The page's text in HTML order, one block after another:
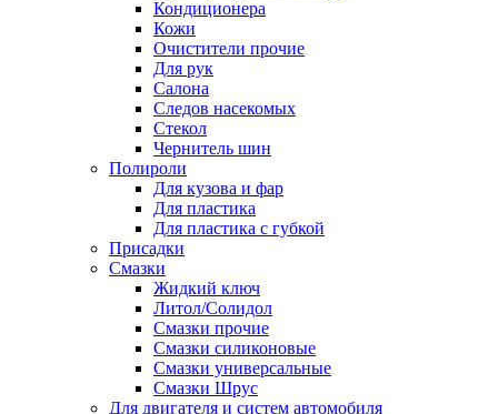
Кондиционера
Кожи
Очистители прочие
Для рук
Салона
Следов насекомых
Стекол
Чернитель шин
Полироли
Для кузова и фар
Для пластика
Для пластика с губкой
Присадки
Смазки
Жидкий ключ
Литол/Солидол
Смазки прочие
Смазки силиконовые
Смазки универсальные
Смазки Шрус
Для двигателя и систем автомобиля